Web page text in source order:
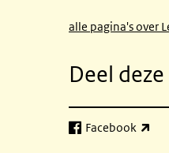
alle pagina's over
Deel
Facebook
(externe link)